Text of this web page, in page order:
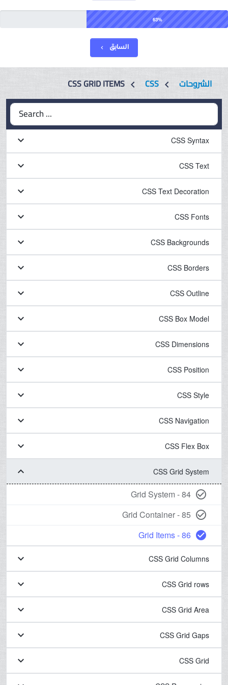
63%
السابق chevron_left
الشروحات chevron_left
CSS GRID ITEMS chevron_left CSS
Search ...
CSS Syntax
keyboard_arrow_down
CSS Text
keyboard_arrow_down
CSS Text Decoration
keyboard_arrow_down
CSS Fonts
keyboard_arrow_down
CSS Backgrounds
keyboard_arrow_down
CSS Borders
keyboard_arrow_down
CSS Outline
keyboard_arrow_down
CSS Box Model
keyboard_arrow_down
CSS Dimensions
keyboard_arrow_down
CSS Position
keyboard_arrow_down
CSS Style
keyboard_arrow_down
CSS Navigation
keyboard_arrow_down
CSS Flex Box
keyboard_arrow_down
CSS Grid System
keyboard_arrow_down
check_circle_outline
84 - Grid System
check_circle_outline
85 - Grid Container
check_circle
86 - Grid Items
CSS Grid Columns
keyboard_arrow_down
CSS Grid rows
keyboard_arrow_down
CSS Grid Area
keyboard_arrow_down
CSS Grid Gaps
keyboard_arrow_down
CSS Grid
keyboard_arrow_down